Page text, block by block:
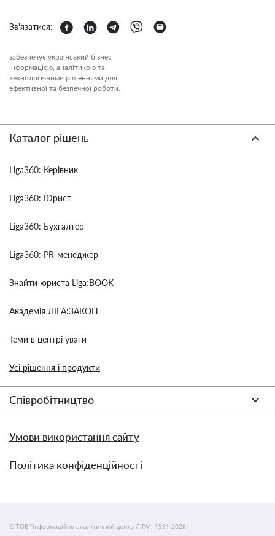
Зв'язатися:
забезпечує український бізнес
інформацією, аналітикою та
технологічними рішеннями для
ефективної та безпечної роботи.
Каталог рішень
Liga360: Керівник
Liga360: Юрист
Liga360: Бухгалтер
Liga360: PR-менеджер
Знайти юриста Liga:BOOK
Академія ЛІГА:ЗАКОН
Теми в центрі уваги
Усі рішення і продукти
Співробітництво
Умови використання сайту
Політика конфіденційності
© ТОВ "інформаційно-аналітичний центр ЛІГА", 1991-2026.